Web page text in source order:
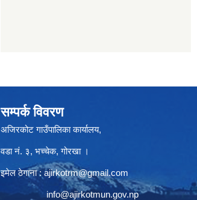
सम्पर्क विवरण
अजिरकोट गाउँपालिका कार्यालय,
वडा नं. ३, भच्चेक, गोरखा ।
इमेल ठेगाना : ajirkotrm@gmail.com
info@ajirkotmun.gov.np